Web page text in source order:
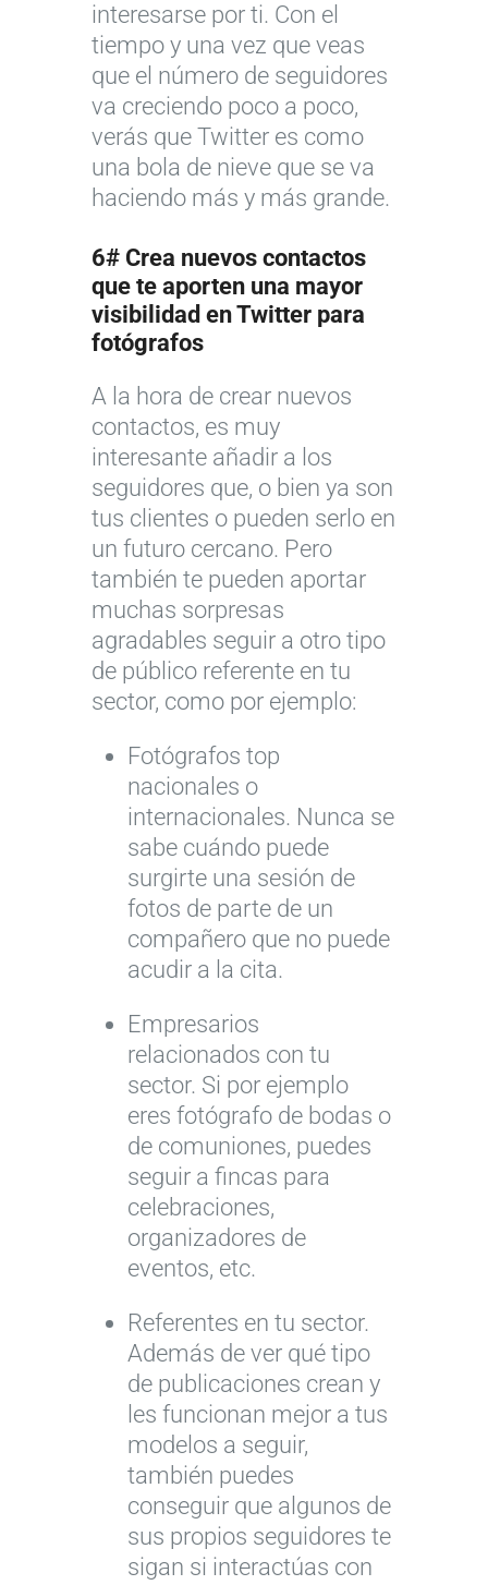
interesarse por ti. Con el
tiempo y una vez que veas
que el número de seguidores
va creciendo poco a poco,
verás que Twitter es como
una bola de nieve que se va
haciendo más y más grande.
6# Crea nuevos contactos
que te aporten una mayor
visibilidad enTwitter para
fotógrafos
A la hora de crear nuevos
contactos, es muy
interesante añadir a los
seguidores que, o bien ya son
tus clientes o pueden serlo en
un futuro cercano. Pero
también te pueden aportar
muchas sorpresas
agradables seguir a otro tipo
de público referente en tu
sector, como por ejemplo:
Fotógrafos top
nacionales o
internacionales. Nunca se
sabe cuándo puede
surgirte una sesión de
fotos de parte de un
compañero que no puede
acudir a la cita.
Empresarios
relacionados con tu
sector. Si por ejemplo
eres fotógrafo de bodas o
de comuniones, puedes
seguir a fincas para
celebraciones,
organizadores de
eventos, etc.
Referentes en tu sector.
Además de ver qué tipo
de publicaciones crean y
les funcionan mejor a tus
modelos a seguir,
también puedes
conseguir que algunos de
sus propios seguidores te
sigan si interactúas con